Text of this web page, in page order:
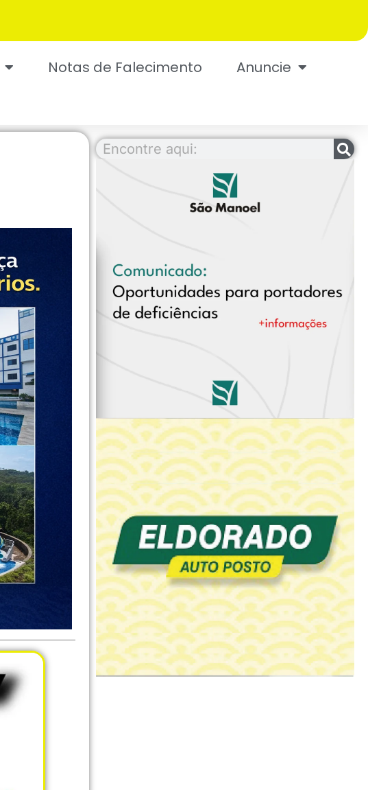
Notas de Falecimento
Anuncie